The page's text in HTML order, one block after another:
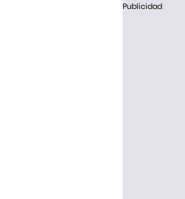
Publicidad